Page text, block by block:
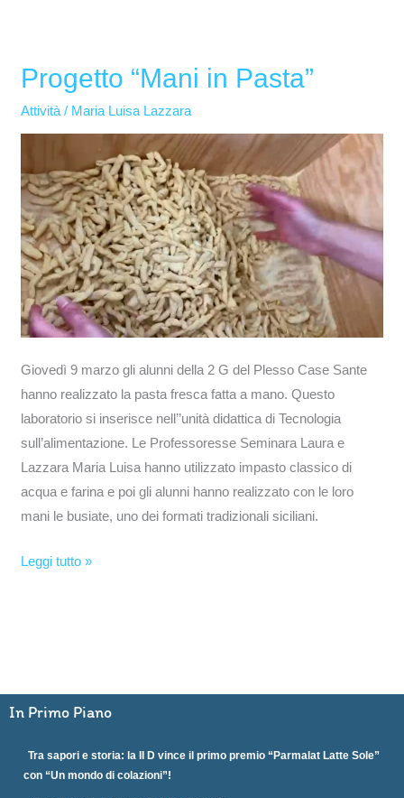
Progetto “Mani in Pasta”
Attività / Maria Luisa Lazzara
Giovedì 9 marzo gli alunni della 2 G del Plesso Case Sante
hanno realizzato la pasta fresca fatta a mano. Questo
laboratorio si inserisce nell’’unità didattica di Tecnologia
sull’alimentazione. Le Professoresse Seminara Laura e
Lazzara Maria Luisa hanno utilizzato impasto classico di
acqua e farina e poi gli alunni hanno realizzato con le loro
mani le busiate, uno dei formati tradizionali siciliani.
Progetto
in
Leggi tutto »
In Primo Piano
Tra sapori e storia: la II D vince il primo premio “Parmalat Latte Sole”
con “Un mondo di colazioni”!